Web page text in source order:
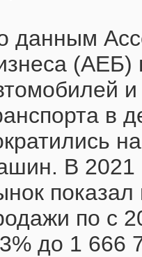
данным
(АЕБ)
и
в
В 2021
по с
до 1 666